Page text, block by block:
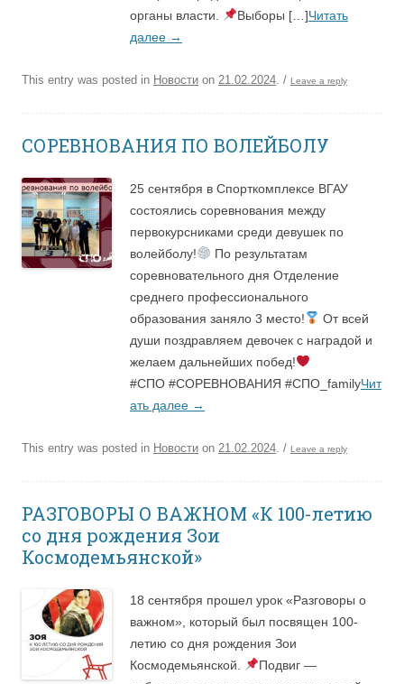
органы власти.
Выборы […]Читать
далее →
This entry was posted in Новости on 21.02.2024 / Leave a reply
СОРЕВНОВАНИЯ ПО ВОЛЕЙБОЛУ
25 сентября в Спорткомплексе ВГАУ
состоялись соревнования между
первокурсниками среди девушек по
волейболу!
По результатам
соревновательного дня Отделение
среднего профессионального
образования заняло 3 место!
От всей
души поздравляем девочек с наградой и
желаем дальнейших побед!
#СПО #СОРЕВНОВАНИЯ #СПО_familyЧит
ать далее →
This entry was posted in Новости on 21.02.2024 / Leave a reply
РАЗГОВОРЫ О ВАЖНОМ «К 100-летию
со дня рождения Зои
Космодемьянской»
18 сентября прошел урок «Разговоры о
важном», который был посвящен 100-
летию со дня рождения Зои
Космодемьянской.
Подвиг —